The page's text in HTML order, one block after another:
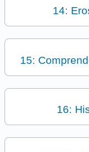
14:
15:
16: